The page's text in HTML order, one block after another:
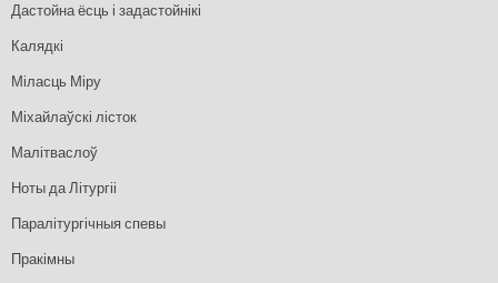
Дастойна ёсць і задастойнікі
Калядкі
Міласць Міру
Міхайлаўскі лісток
Малітваслоў
Ноты да Літургіі
Паралітургічныя спевы
Пракімны